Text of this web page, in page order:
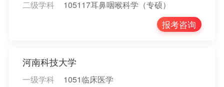
二级学科
105117耳鼻咽喉科学（专硕）
报考咨询
河南科技大学
一级学科
1051临床医学